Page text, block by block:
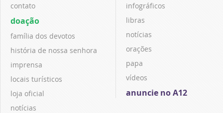
contato
doação
família dos devotos
história de nossa senhora
imprensa
locais turísticos
loja oficial
notícias
infográficos
libras
notícias
orações
papa
vídeos
anuncie no A12